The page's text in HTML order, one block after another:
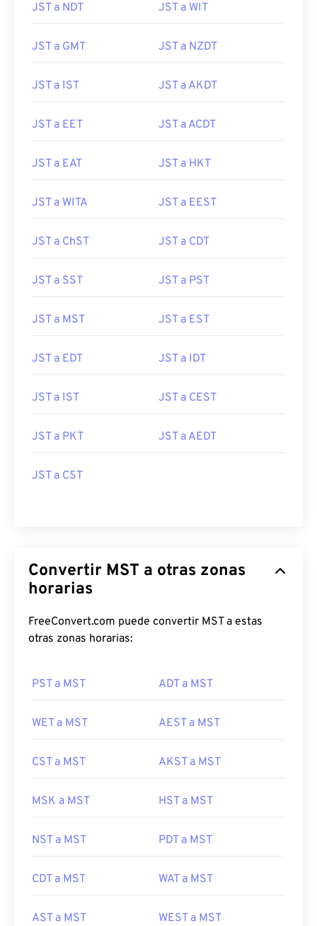
JST a NDT JST a WIT
JST a GMT JST a NZDT
JST a IST JST a AKDT
JST a EET JST a ACDT
JST a EAT JST a HKT
JST a WITA JST a EEST
JST a ChST JST a CDT
JST a SST JST a PST
JST a MST JST a EST
JST a EDT JST a IDT
JST a IST JST a CEST
JST a PKT JST a AEDT
JST a CST
Convertir MST a otras zonas
horarias
FreeConvert.com puede convertir MST a estas
otras zonas horarias:
PST a MST ADT a MST
WET a MST AEST a MST
CST a MST AKST a MST
MSK a MST HST a MST
NST a MST PDT a MST
CDT a MST WAT a MST
AST a MST WEST a MST